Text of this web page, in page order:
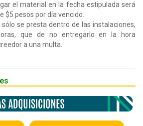
el material en la fecha estipulada será
$5 pesos por día vencido.
sólo se presta dentro de las instalaciones,
que de no entregarlo en la hora
a una multa.